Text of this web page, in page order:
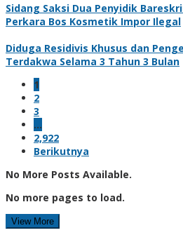
Sidang Saksi Dua Penyidik
Perkara Bos Kosmetik Impor Ilegal
Diduga Residivis Khusus dan
Terdakwa Selama 3 Tahun 3 Bulan
1
2
3
…
2,922
Berikutnya
No More Posts Available.
No more pages to load.
View More